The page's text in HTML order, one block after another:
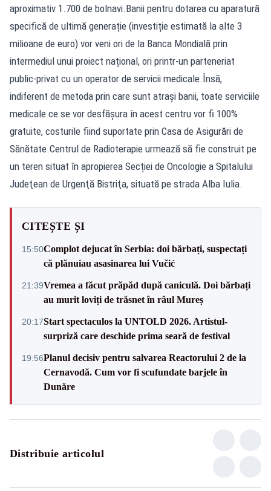
aproximativ 1.700 de bolnavi.Banii pentru dotarea cu aparatură
specifică de ultimă generație (investiție estimată la alte 3
milioane de euro) vor veni ori de la Banca Mondială prin
intermediul unui proiect național, ori printr-un parteneriat
public-privat cu un operator de servicii medicale.Însă,
indiferent de metoda prin care sunt atrași banii, toate serviciile
medicale ce se vor desfășura în acest centru vor fi 100%
gratuite, costurile fiind suportate prin Casa de Asigurări de
Sănătate.Centrul de Radioterapie urmează să fie construit pe
un teren situat în apropierea Secției de Oncologie a Spitalului
Judeţean de Urgenţă Bistriţa, situată pe strada Alba Iulia.
CITEȘTE ȘI
15:50Complot dejucat în Serbia: doi bărbați, suspectați
că plănuiau asasinarea lui Vučić
21:39Vremea a făcut prăpăd după caniculă. Doi bărbați
au murit loviți de trăsnet în râul Mureș
20:17Start spectaculos la UNTOLD 2026. Artistul-
surpriză care deschide prima seară de festival
19:56Planul decisiv pentru salvarea Reactorului 2 de la
Cernavodă. Cum vor fi scufundate barjele în
Dunăre
Distribuie articolul